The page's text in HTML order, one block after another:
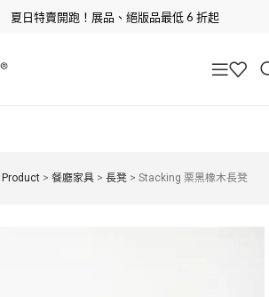
夏日特賣開跑！展品、絕版品最低 6 折起
Product >餐廳家具 >長凳 >Stacking 栗黑橡木長凳